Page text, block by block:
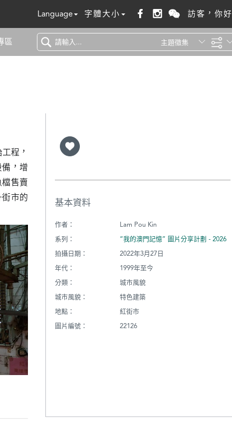
Language 字體大小 訪客，你好
區 主題徵集
程，
，增
售賣
市的
基本資料
作者：
Lam Pou Kin
系列：
“我的澳門記憶” 圖片分享計劃 - 2026
拍攝日期：
2022年3月27日
年代：
1999年至今
分類：
城市風貌
城市風貌：
特色建築
地點：
紅街市
圖片編號：
22126